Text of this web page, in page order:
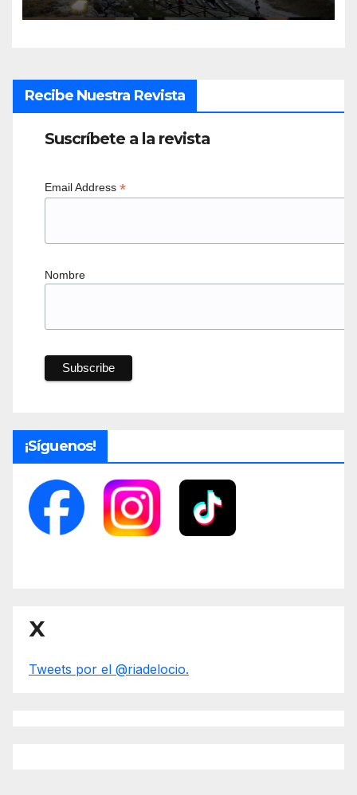
Recibe Nuestra Revista
Suscríbete a la revista
Email Address *
Nombre
¡Síguenos!
X
Tweets por el @riadelocio.